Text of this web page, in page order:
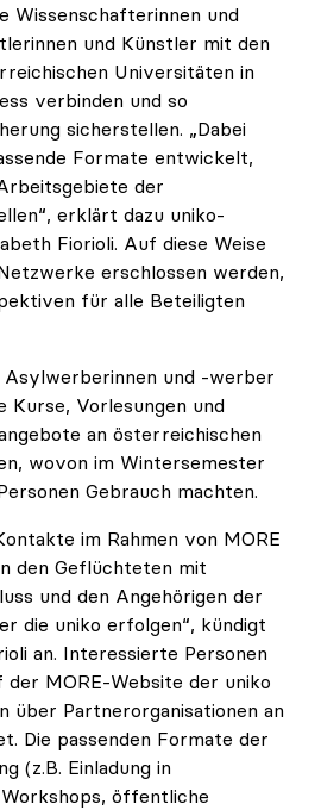
Wissenschafterinnen und
und Künstler mit den
Universitäten in
verbinden und so
sicherstellen. „Dabei
Formate entwickelt,
der
erklärt dazu uniko-
Fiorioli. Auf diese Weise
erschlossen werden,
für alle Beteiligten
Asylwerberinnen und -werber
Vorlesungen und
an österreichischen
wovon im Wintersemester
Gebrauch machten.
im Rahmen von MORE
den Geflüchteten mit
und den Angehörigen der
die uniko erfolgen“, kündigt
an. Interessierte Personen
MORE-Website der uniko
über Partnerorganisationen an
Die passenden Formate der
(z.B. Einladung in
öffentliche